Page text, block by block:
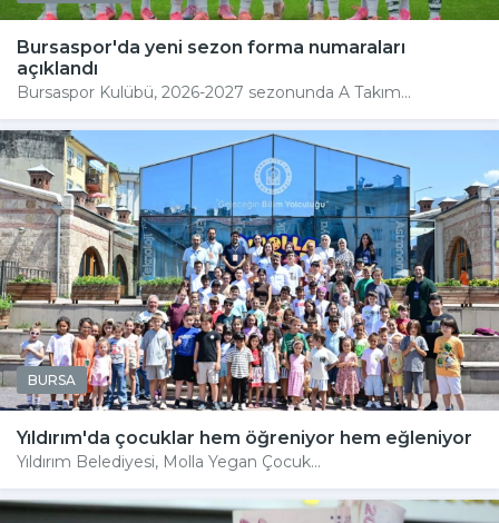
Bursaspor'da yeni sezon forma numaraları
açıklandı
Bursaspor Kulübü, 2026-2027 sezonunda A Takım...
BURSA
Yıldırım'da çocuklar hem öğreniyor hem eğleniyor
Yıldırım Belediyesi, Molla Yegan Çocuk...